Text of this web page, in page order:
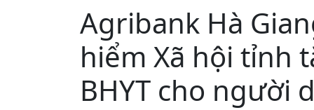
Agribank Hà
hiểm Xã hội tỉnh
BHYT cho người